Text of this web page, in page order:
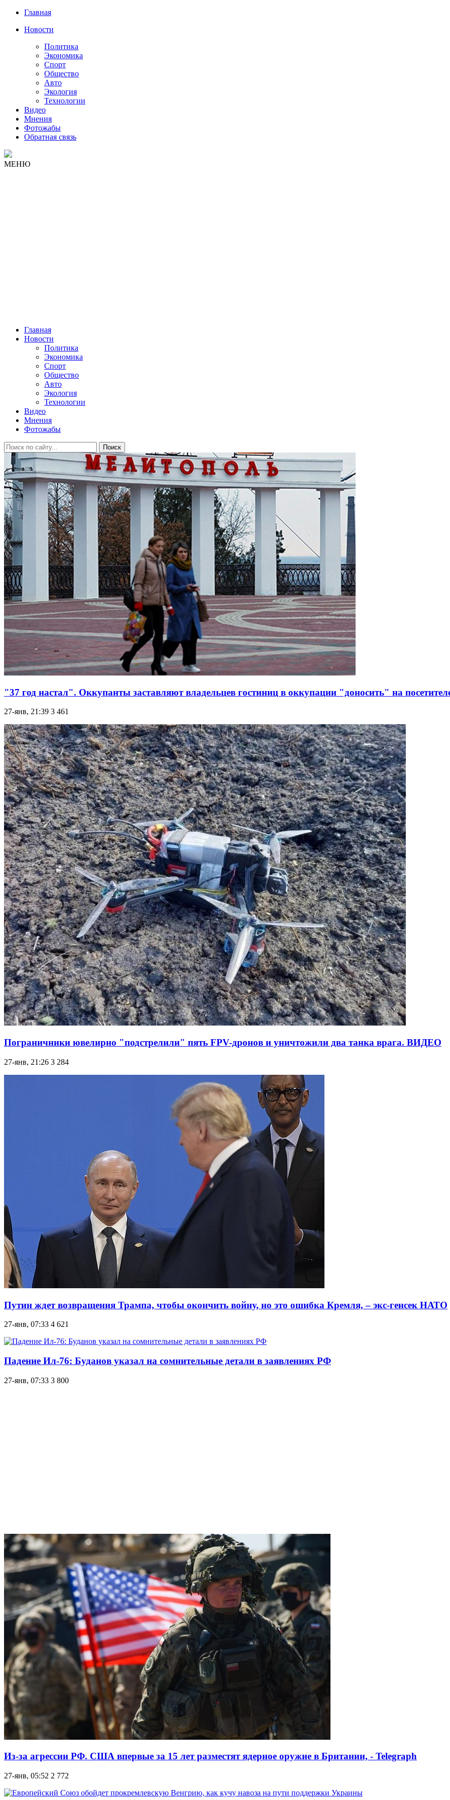
Главная
Новости
Политика
Экономика
Спорт
Общество
Авто
Экология
Технологии
Видео
Мнения
Фотожабы
Обратная связь
МЕНЮ
Главная
Новости
Политика
Экономика
Спорт
Общество
Авто
Экология
Технологии
Видео
Мнения
Фотожабы
Поиск
"37 год настал". Оккупанты заставляют владельцев гостиниц в оккупации "доносить" на
27-янв, 21:39 3 461
Пограничники ювелирно "подстрелили" пять FPV-дронов и уничтожили два танка врага. ВИДЕО
27-янв, 21:26 3 284
Путин ждет возвращения Трампа, чтобы окончить войну, но это ошибка Кремля, – экс-генсек НАТО
27-янв, 07:33 4 621
Падение Ил-76: Буданов указал на сомнительные детали в заявлениях РФ
27-янв, 07:33 3 800
Из-за агрессии РФ. США впервые за 15 лет разместят ядерное оружие в Британии, - Telegraph
27-янв, 05:52 2 772